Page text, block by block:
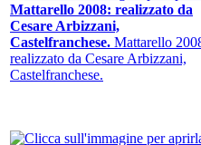
Mattarello 2008: realizzato da
Cesare Arbizzani,
Castelfranchese. Mattarello
realizzato da Cesare Arbizzani,
Castelfranchese.